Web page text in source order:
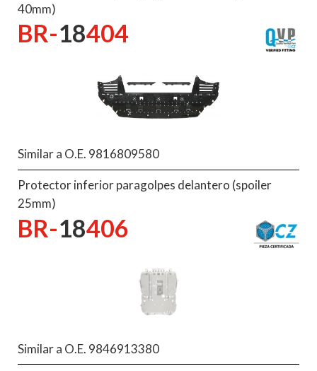
40mm)
BR-18404
Similar a O.E. 9816809580
Protector inferior paragolpes delantero (spoiler
25mm)
BR-18406
Similar a O.E. 9846913380